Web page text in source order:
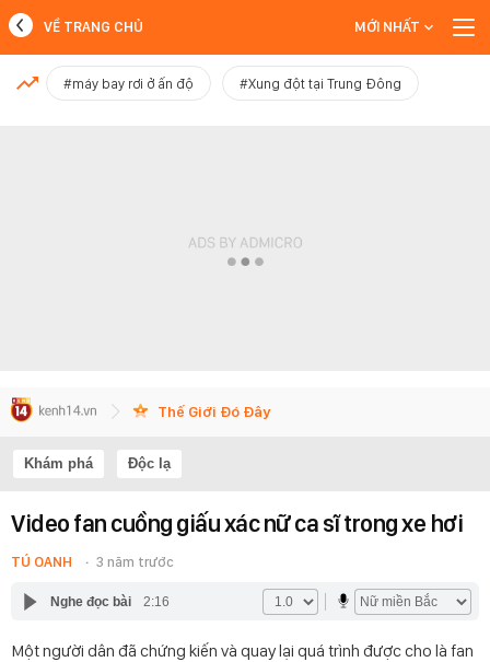
MỚI NHẤT
VỀ TRANG CHỦ MỚI NHẤT
#máy bay rơi ở ấn độ #Xung đột tại Trung Đông
Thế Giới Đó Đây
Khám phá Độc lạ
Video fan cuồng giấu xác nữ ca sĩ trong xe hơi
TÚ OANH 3 năm trước
Nghe đọc bài 2:16
Một người dân đã chứng kiến và quay lại quá trình được cho là fan